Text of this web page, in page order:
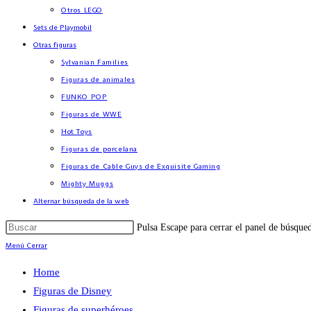
Otros LEGO
Sets de Playmobil
Otras figuras
Sylvanian Families
Figuras de animales
FUNKO POP
Figuras de WWE
Hot Toys
Figuras de porcelana
Figuras de Cable Guys de Exquisite Gaming
Mighty Muggs
Alternar búsqueda de la web
Pulsa Escape para cerrar el panel de
Menú Cerrar
Home
Figuras de Disney